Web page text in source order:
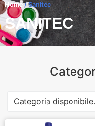
Home/ Sanitec
SANITEC
Categoria